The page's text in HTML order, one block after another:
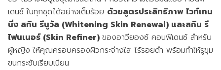
เดนซ์ ในทุกชุดได้อย่างเต็มร้อย ด้วยสูตรประสิทธิภาพ ไวท์เทน
นิ่ง สกิน รีนูวัล (Whitening Skin Renewal) และสกิน รี
ไฟนเนอร์ (Skin Refiner) ของอาวียองซ์ คอนฟิเดนซ์ สำหรับ
ผู้หญิง ให้คุณครอบครองผิวกระจ่างใส ไร้รอยดำ พร้อมทำให้รูขุม
ขนกระชับเรียบเนียน